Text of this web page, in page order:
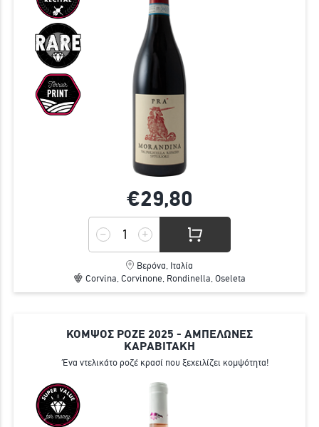
€29,80
Βερόνα, Ιταλία
Corvina, Corvinone, Rondinella, Oseleta
ΚΟΜΨΟΣ ΡΟΖΕ 2025 - ΑΜΠΕΛΩΝΕΣ
ΚΑΡΑΒΙΤΑΚΗ
Ένα ντελικάτο ροζέ κρασί που ξεχειλίζει κομψότητα!